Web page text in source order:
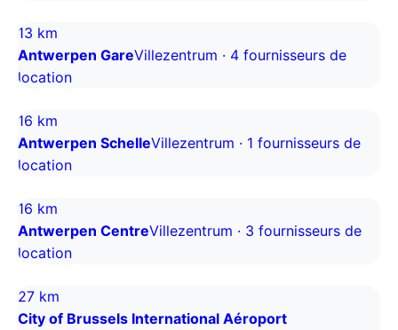
13 km
Antwerpen GareVillezentrum · 4 fournisseurs de
location
16 km
Antwerpen SchelleVillezentrum · 1 fournisseurs de
location
16 km
Antwerpen CentreVillezentrum · 3 fournisseurs de
location
27 km
City of Brussels International Aéroport